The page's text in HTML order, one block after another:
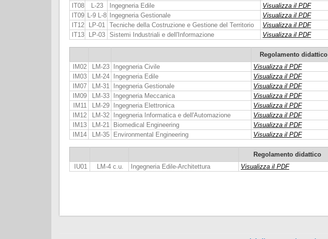
IT08
L-23 Ingegneria Edile
Visualizza il PDF
IT09
L-9 L-8 Ingegneria Gestionale
Visualizza il PDF
IT12
LP-01 Tecniche della Costruzione e Gestione del Territorio
Visualizza il PDF
IT13
LP-03 Sistemi Industriali e dell'Informazione Visualizza il PDF
Regolamento didattico
IM02
LM-23 Ingegneria Civile
Visualizza il PDF
IM03
LM-24 Ingegneria Edile
Visualizza il PDF
IM07
LM-31 Ingegneria Gestionale
Visualizza il PDF
IM09
LM-33 Ingegneria Meccanica
Visualizza il PDF
IM11
LM-29 Ingegneria Elettronica
Visualizza il PDF
IM12
LM-32 Ingegneria Informatica e dell'Automazione
Visualizza il PDF
IM13
LM-21 Biomedical Engineering
Visualizza il PDF
IM14
LM-35 Environmental Engineering Visualizza il PDF
Regolamento didattico
IU01
LM-4 c.u. Ingegneria Edile-Architettura Visualizza il PDF